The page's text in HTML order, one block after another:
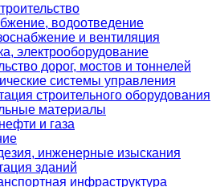
водоотведение
и вентиляция
электрооборудование
дорог, мостов и тоннелей
системы управления
строительного оборудования
материалы
и газа
инженерные изыскания
зданий
инфраструктура